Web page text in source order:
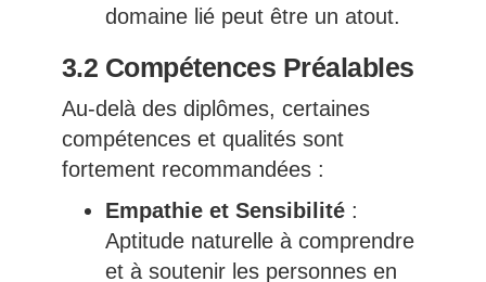
domaine lié peut être un atout.
3.2 Compétences Préalables
Au-delà des diplômes, certaines
compétences et qualités sont
fortement recommandées :
Empathie et Sensibilité:
Aptitude naturelle à comprendre
et à soutenir les personnes en